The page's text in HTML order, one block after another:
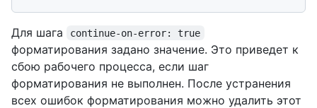
Для шага continue-on-error: true
форматирования задано значение. Это приведет к
сбою рабочего процесса, если шаг
форматирования не выполнен. После устранения
всех ошибок форматирования можно удалить этот